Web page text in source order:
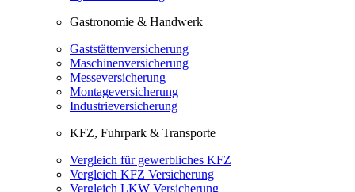
Gastronomie & Handwerk
Gaststättenversicherung
Maschinenversicherung
Messeversicherung
Montageversicherung
Industrieversicherung
KFZ, Fuhrpark & Transporte
Vergleich für gewerbliches KFZ
Vergleich KFZ Versicherung
Vergleich LKW Versicherung